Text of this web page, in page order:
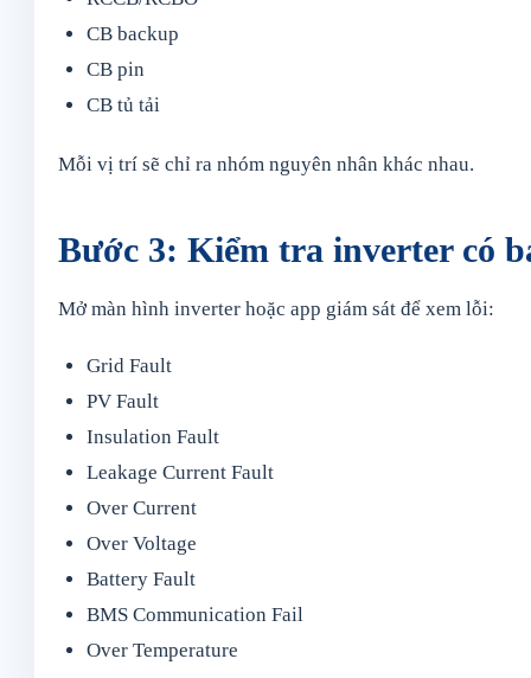
CB backup
CB pin
CB tủ tải
Mỗi vị trí sẽ chỉ ra nhóm nguyên nhân khác nhau.
Bước 3: Kiểm tra inverter có
Mở màn hình inverter hoặc app giám sát để xem lỗi:
Grid Fault
PV Fault
Insulation Fault
Leakage Current Fault
Over Current
Over Voltage
Battery Fault
BMS Communication Fail
Over Temperature